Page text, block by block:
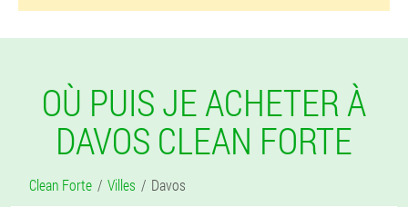
OÙ PUIS JE ACHETER À
DAVOS CLEAN FORTE
Clean Forte Villes Davos